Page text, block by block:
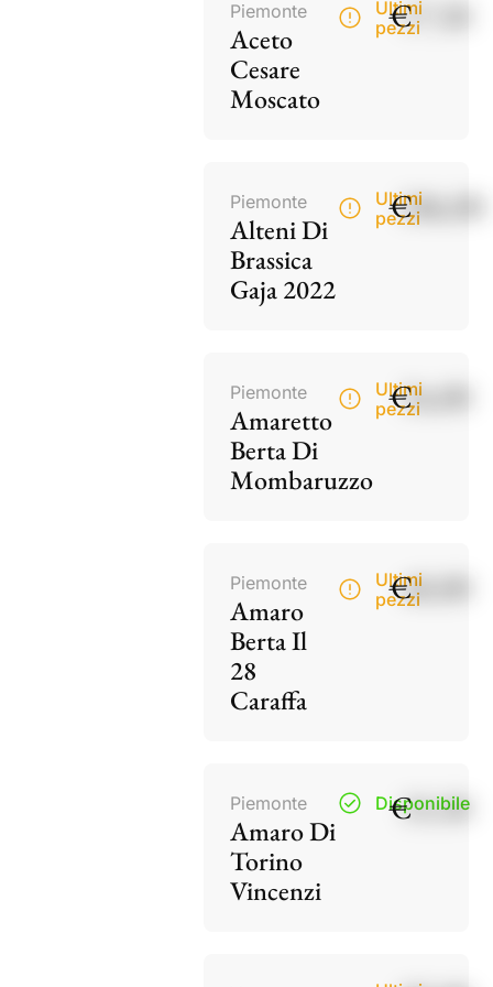
Piemonte
Aceto
Cesare
Moscato
Ultimi
pezzi
€17,50
Piemonte
Alteni Di
Brassica
Gaja 2022
Ultimi
pezzi
€186,00
Piemonte
Amaretto
Berta Di
Mombaruzzo
Ultimi
pezzi
€34,00
Piemonte
Amaro
Berta Il
28
Caraffa
Ultimi
pezzi
€40,00
Piemonte
Amaro Di
Torino
Vincenzi
Disponibile
€15,50